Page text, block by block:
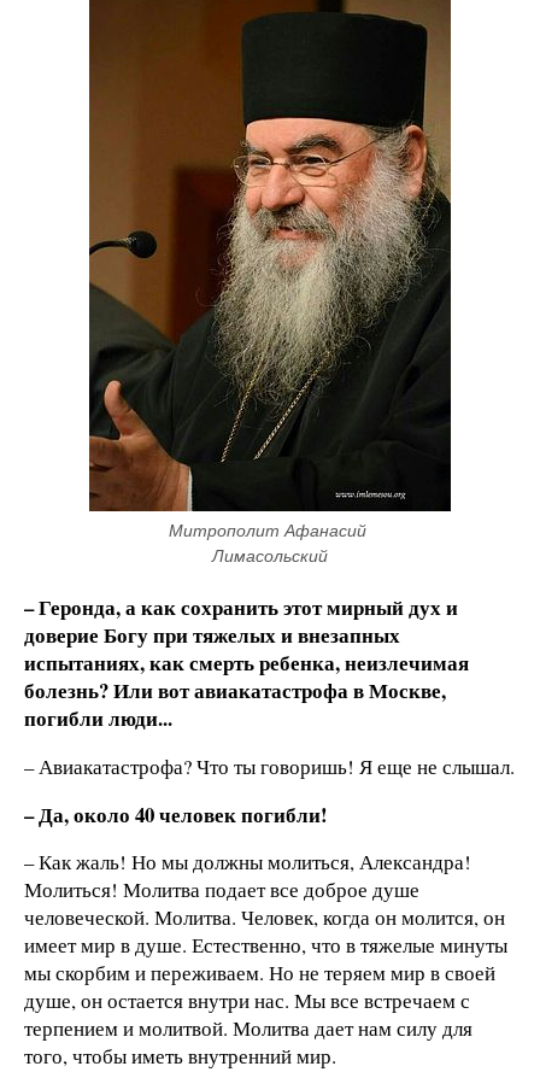
Митрополит Афанасий
Лимасольский
– Геронда, а как сохранить этот мирный дух и
доверие Богу при тяжелых и внезапных
испытаниях, как смерть ребенка, неизлечимая
болезнь? Или вот авиакатастрофа в Москве,
погибли люди...
– Авиакатастрофа? Что ты говоришь! Я еще не слышал.
– Да, около 40 человек погибли!
– Как жаль! Но мы должны молиться, Александра!
Молиться! Молитва подает все доброе душе
человеческой. Молитва. Человек, когда он молится, он
имеет мир в душе. Естественно, что в тяжелые минуты
мы скорбим и переживаем. Но не теряем мир в своей
душе, он остается внутри нас. Мы все встречаем с
терпением и молитвой. Молитва дает нам силу для
того, чтобы иметь внутренний мир.